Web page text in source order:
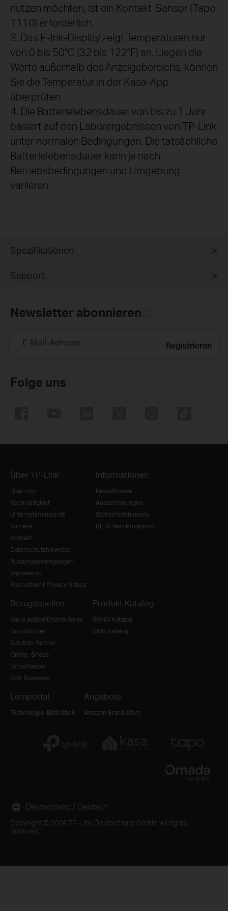
nutzen möchten, ist ein Kontakt-Sensor (Tapo
T110) erforderlich.
3. Das E-Ink-Display zeigt Temperaturen nur
von 0 bis 50°C (32 bis 122°F) an. Liegen die
Werte außerhalb des Anzeigebereichs, können
Sie die Temperatur in der Kasa-App
überprüfen.
4. Die Batterielebensdauer von bis zu 1 Jahr
basiert auf den Laborergebnissen von TP-Link
unter normalen Bedingungen. Die tatsächliche
Batterielebensdauer kann je nach
Betriebsbedingungen und Umgebung
variieren.
Spezifikationen
Support
Newsletter abonnieren
E-Mail-Adresse Registrieren
Folge uns
Über TP-Link
Über uns
Nachhaltigkeit
Unternehmensprofil
Karriere
Kontakt
Datenschutzhinweise
Nutzungsbedingungen
Impressum
Recruitment Privacy Notice
Informationen
News/Presse
Auszeichnungen
Sicherheitshinweis
BETA Test-Programm
Bezugsquellen
Value Added Distributoren
Distributoren
Solution Partner
Online-Shops
Einzelhandel
B2B Business
Produkt Katalog
SOHO Katalog
SMB Katalog
Lernportal
Technologie-Bibliothek
Angebote
Amazon Brand Store
Copyright © 2026 TP-Link Deutschland GmbH. All rights
reserved.
Deutschland / Deutsch